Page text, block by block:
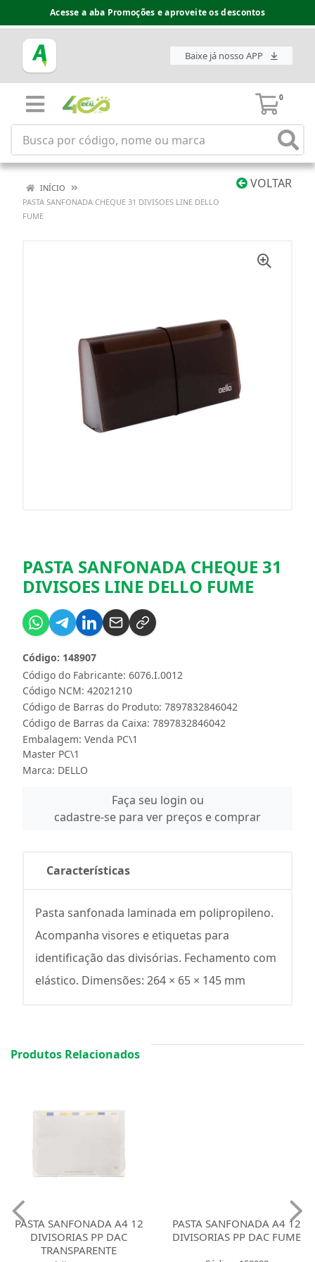
Acesse a aba Promoções e aproveite os descontos
Baixe já nosso APP
0
VOLTAR
INÍCIO
PASTA SANFONADA CHEQUE 31 DIVISOES LINE DELLO
FUME
PASTA SANFONADA CHEQUE 31
DIVISOES LINE DELLO FUME
Código do Fabricante: 6076.I.0012
Código: 148907
Código NCM: 42021210
Código de Barras do Produto: 7897832846042
Código de Barras da Caixa: 7897832846042
Embalagem: Venda PC\1
Master PC\1
Marca: DELLO
Faça seu login ou
cadastre-se para ver preços e comprar
Características
Pasta sanfonada laminada em polipropileno.
Acompanha visores e etiquetas para
identificação das divisórias. Fechamento com
elástico. Dimensões: 264 × 65 × 145 mm
Produtos Relacionados
PASTA SANFONADA A4 12
DIVISORIAS PP DAC
TRANSPARENTE
PASTA SANFONADA A4 12
DIVISORIAS PP DAC FUME